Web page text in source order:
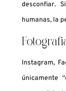
desconfiar.
humanas, la
Instagram,
únicamente